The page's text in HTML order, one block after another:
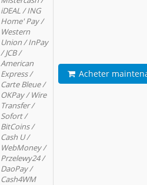
iDEAL / ING
Home' Pay /
Western
Union / InPay
/ JCB /
American
Express /
Carte Bleue /
OKPay / Wire
Transfer /
Sofort /
BitCoins /
Cash U /
WebMoney /
Przelewy24 /
DaoPay /
Cash4WM
Acheter